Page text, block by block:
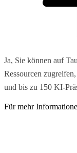
Ja, Sie können auf
Ressourcen
und bis zu 150 KI-
Für mehr